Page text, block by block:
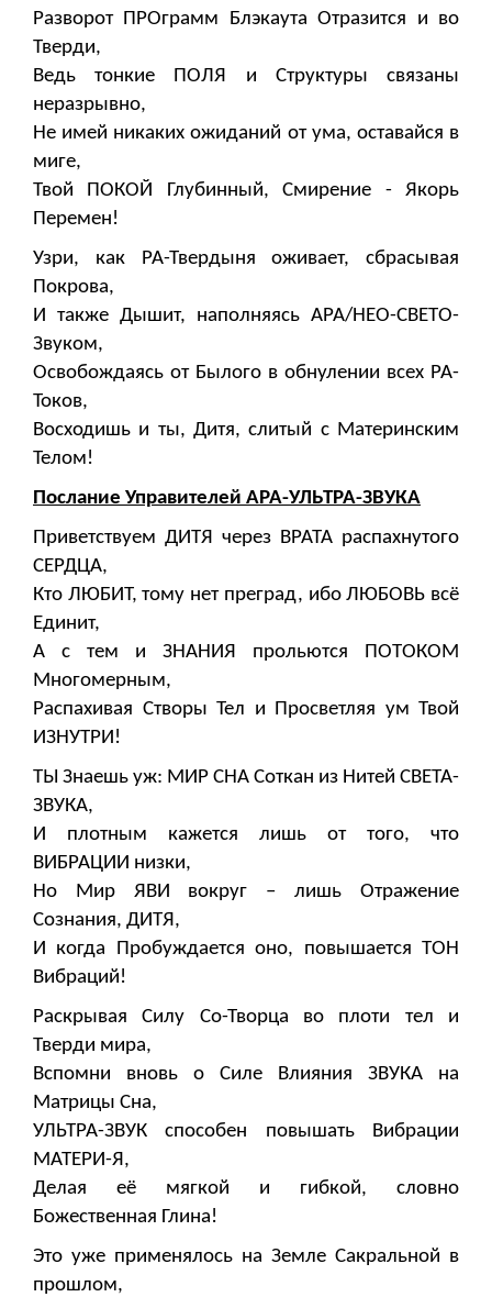
Разворот ПРОграмм Блэкаута Отразится и во
Тверди,
Ведь тонкие ПОЛЯ и Структуры связаны
неразрывно,
Не имей никаких ожиданий от ума, оставайся в
миге,
Твой ПОКОЙ Глубинный, Смирение - Якорь
Перемен!
Узри, как РА-Твердыня оживает, сбрасывая
Покрова,
И также Дышит, наполняясь АРА/НЕО-СВЕТО-
Звуком,
Освобождаясь от Былого в обнулении всех РА-
Токов,
Восходишь и ты, Дитя, слитый с Материнским
Телом!
Послание Управителей АРА-УЛЬТРА-ЗВУКА
Приветствуем ДИТЯ через ВРАТА распахнутого
СЕРДЦА,
Кто ЛЮБИТ, тому нет преград, ибо ЛЮБОВЬ всё
Единит,
А с тем и ЗНАНИЯ прольются ПОТОКОМ
Многомерным,
Распахивая Створы Тел и Просветляя ум Твой
ИЗНУТРИ!
ТЫ Знаешь уж: МИР СНА Соткан из Нитей СВЕТА-
ЗВУКА,
И плотным кажется лишь от того, что
ВИБРАЦИИ низки,
Но Мир ЯВИ вокруг – лишь Отражение
Сознания, ДИТЯ,
И когда Пробуждается оно, повышается ТОН
Вибраций!
Раскрывая Силу Со-Творца во плоти тел и
Тверди мира,
Вспомни вновь о Силе Влияния ЗВУКА на
Матрицы Сна,
УЛЬТРА-ЗВУК способен повышать Вибрации
МАТЕРИ-Я,
Делая её мягкой и гибкой, словно
Божественная Глина!
Это уже применялось на Земле Сакральной в
прошлом,